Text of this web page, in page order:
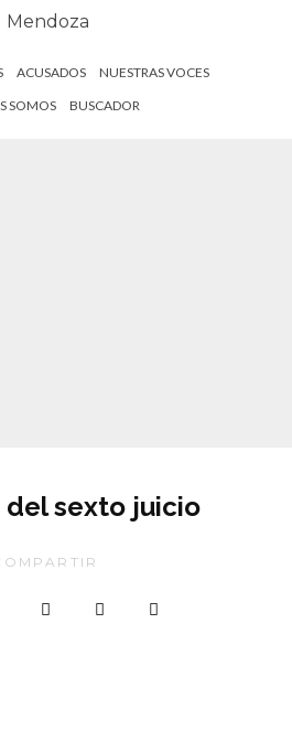
ACUSADOS
NUESTRAS VOCES
SOMOS
BUSCADOR
del sexto juicio